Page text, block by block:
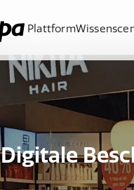
Plattform
Digitale